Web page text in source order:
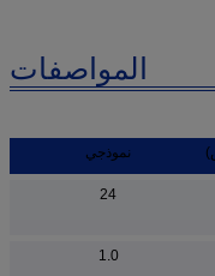
المواصفات
نموذجي
24
1.0